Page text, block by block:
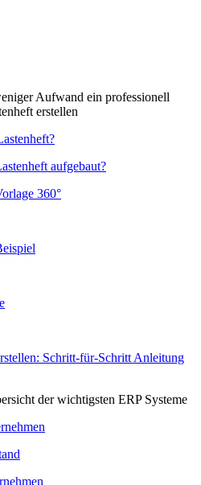
Aufwand ein professionell
erstellen
aufgebaut?
360°
Schritt-für-Schritt Anleitung
der wichtigsten ERP Systeme